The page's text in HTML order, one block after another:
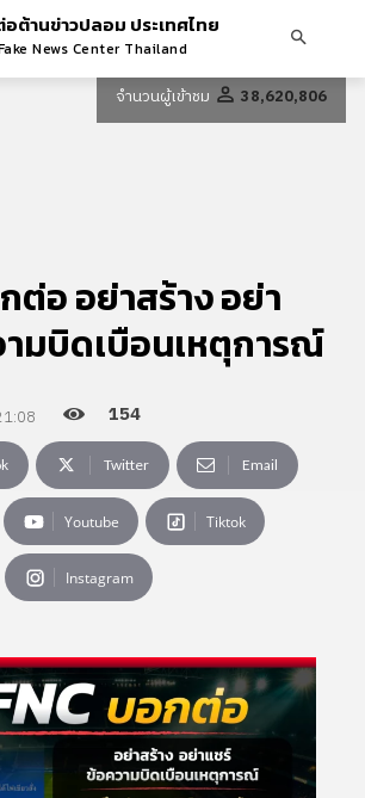
ต้านข่าวปลอม ประเทศไทย
News Center Thailand
จำนวนผู้เข้าชม 38,620,806
ต่อ อย่าสร้าง อย่า
มบิดเบือนเหตุการณ์
154
Twitter Email
Youtube Tiktok
Instagram